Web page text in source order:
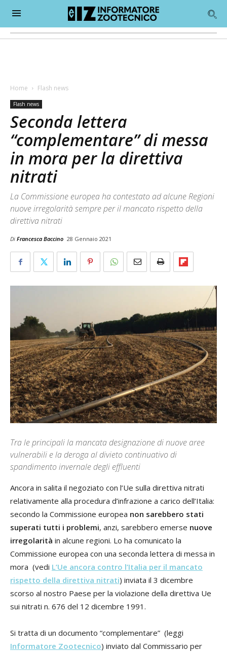
Home Flash news
Flash news
Seconda lettera
“complementare” di messa
in mora per la direttiva
nitrati
La Commissione europea ha contestato ad alcune Regioni
nuove irregolarità sempre per il mancato rispetto della
direttiva nitrati
Di Francesca Baccino 28 Gennaio 2021
Tra le principali la mancata designazione di nuove aree
vulnerabili e la deroga al divieto continuativo di
spandimento invernale degli effluenti
Ancora in salita il negoziato con l’Ue sulla direttiva nitrati
relativamente alla procedura d’infrazione a carico dell’Italia:
secondo la Commissione europea non sarebbero stati
superati tutti i problemi, anzi, sarebbero emerse nuove
irregolarità in alcune regioni. Lo ha comunicato la
Commissione europea con una seconda lettera di messa in
mora (vedi L’Ue ancora contro l’Italia per il mancato
rispetto della direttiva nitrati) inviata il 3 dicembre
scorso al nostro Paese per la violazione della direttiva Ue
sui nitrati n. 676 del 12 dicembre 1991.
Si tratta di un documento “complementare” (leggi
Informatore Zootecnico) inviato dal Commissario per